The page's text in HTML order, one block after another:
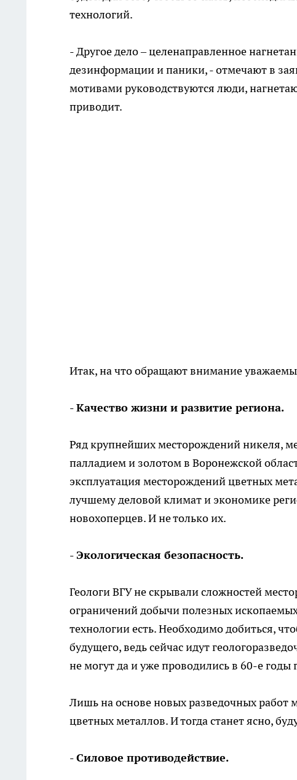
технологий.
- Другое дело – целенаправленное
дезинформации и паники, - отмечают в
мотивами руководствуются люди,
приводит.
Итак, на что обращают внимание
- Качество жизни и развитие региона.
Ряд крупнейших месторождений никеля,
палладием и золотом в Воронежской
эксплуатация месторождений цветных
лучшему деловой климат и экономике
новохоперцев. И не только их.
- Экологическая безопасность.
Геологи ВГУ не скрывали сложностей
ограничений добычи полезных
технологии есть. Необходимо добиться,
будущего, ведь сейчас идут
не могут да и уже проводились в 60-е годы
Лишь на основе новых разведочных работ
цветных металлов. И тогда станет ясно,
- Силовое противодействие.